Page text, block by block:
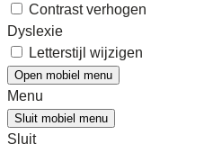
Contrast verhogen
Dyslexie
Letterstijl wijzigen
Open mobiel menu
Menu
Sluit mobiel menu
Sluit